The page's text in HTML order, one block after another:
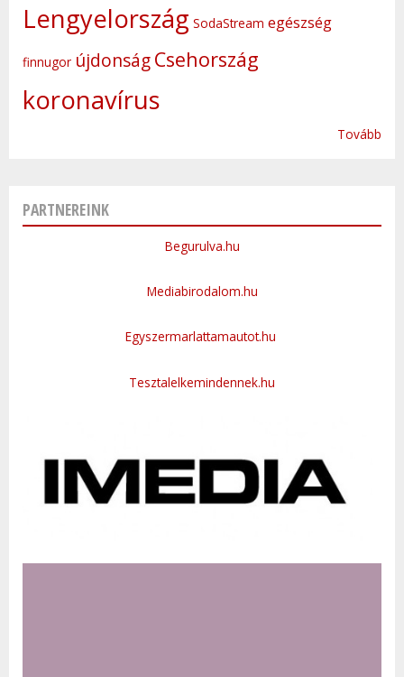
Lengyelország SodaStream egészség
finnugor újdonságCsehország
koronavírus
Tovább
PARTNEREINK
Begurulva.hu
Mediabirodalom.hu
Egyszermarlattamautot.hu
Tesztalelkemindennek.hu